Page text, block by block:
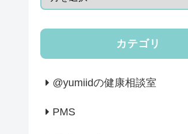
カテゴリ
@yumiidの健康相談室
PMS